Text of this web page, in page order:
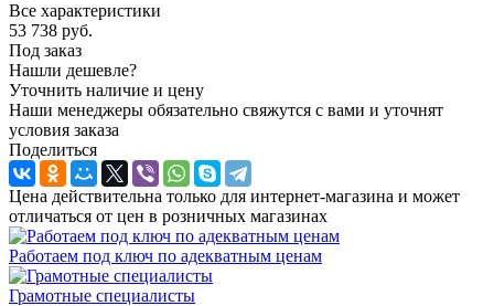
Все характеристики
53 738 руб.
Под заказ
Нашли дешевле?
Уточнить наличие и цену
Наши менеджеры обязательно свяжутся с вами и уточнят
условия заказа
Поделиться
Цена действительна только для интернет-магазина и может
отличаться от цен в розничных магазинах
Работаем под ключ по адекватным ценам
Грамотные специалисты